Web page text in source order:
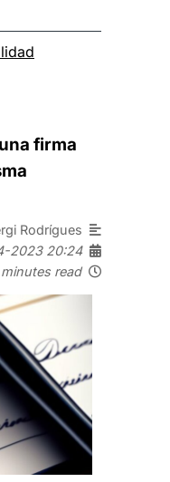
firma
Rodrígues
2023 20:24
read